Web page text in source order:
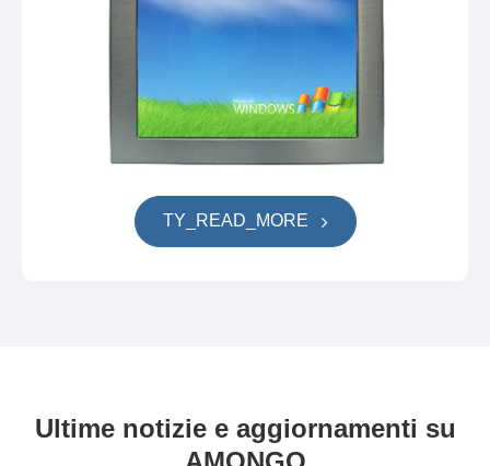
TY_READ_MORE
Ultime notizie e aggiornamenti su